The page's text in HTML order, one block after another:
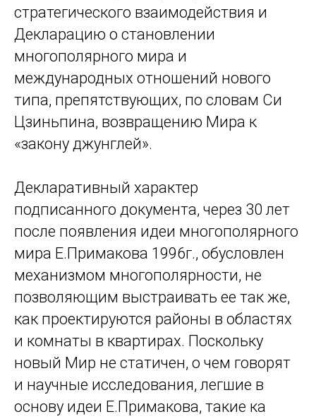
стратегического взаимодействия и
Декларацию о становлении
многополярного мира и
международных отношений нового
типа, препятствующих, по словам Си
Цзиньпина, возвращению Мира к
«закону джунглей».
Декларативный характер
подписанного документа, через 30 лет
после появления идеи многополярного
мира Е.Примакова 1996г., обусловлен
механизмом многополярности, не
позволяющим выстраивать ее так же,
как проектируются районы в областях
и комнаты в квартирах. Поскольку
новый Мир не статичен, о чем говорят
и научные исследования, легшие в
основу идеи Е.Примакова, такие ка